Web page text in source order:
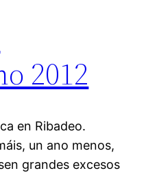
2012
en Ribadeo.
un ano menos,
grandes excesos